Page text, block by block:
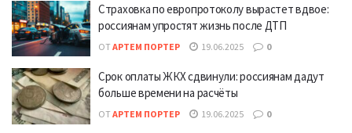
Страховка по европротоколу вырастет вдвое:
россиянам упростят жизнь после ДТП
ОТ АРТЕМ ПОРТЕР 19.06.2025 0
Срок оплаты ЖКХ сдвинули: россиянам дадут
больше времени на расчёты
ОТ АРТЕМ ПОРТЕР 19.06.2025 0